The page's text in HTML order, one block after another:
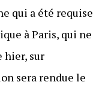
qui a été requise
à Paris, qui ne
hier, sur
sera rendue le